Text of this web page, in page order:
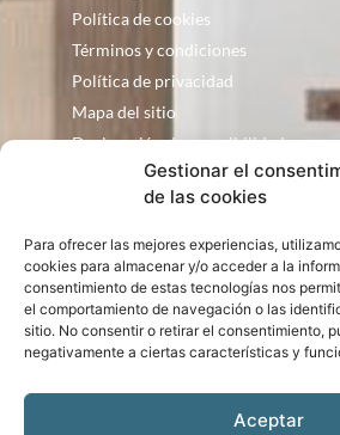
Gestionar el
de las cookies
Para ofrecer las mejores experiencias,
cookies para almacenar y/o acceder a la
consentimiento de estas tecnologías nos
el comportamiento de navegación o las
sitio. No consentir o retirar el consentimiento,
negativamente a ciertas características y
Aceptar
Política de cookies
Términos y condiciones
Política de privacidad
Mapa del sitio
Declaración de accesibilidad
Contacto
Fontanería Baquero
C/ Justo Zoco, 36 Ejea de los
Zaragoza – España
consultas@bqbath.es
693 21 32 44